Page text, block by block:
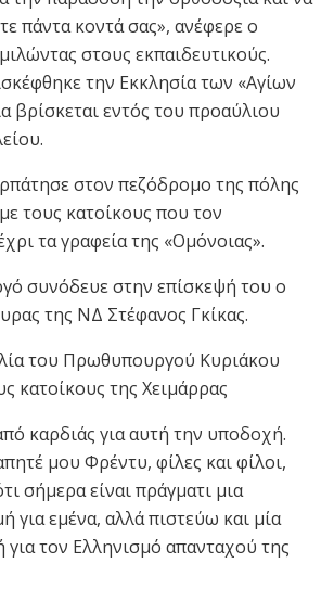
πάντα κοντά σας», ανέφερε ο
στους εκπαιδευτικούς.
την Εκκλησία των «Αγίων
βρίσκεται εντός του προαύλιου
στον πεζόδρομο της πόλης
τους κατοίκους που τον
τα γραφεία της «Ομόνοιας».
συνόδευε στην επίσκεψή του ο
της ΝΔ Στέφανος Γκίκας.
του Πρωθυπουργού Κυριάκου
κατοίκους της Χειμάρρας
καρδιάς για αυτή την υποδοχή.
μου Φρέντυ, φίλες και φίλοι,
σήμερα είναι πράγματι μια
για εμένα, αλλά πιστεύω και μία
για τον Eλληνισμό απανταχού της